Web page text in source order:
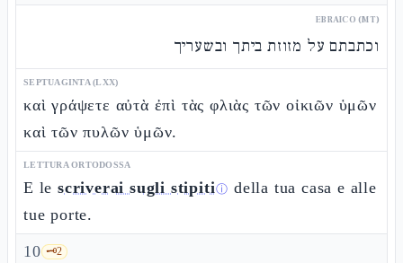
EBRAICO (MT)
וכתבתם על מזוזת ביתך ובשעריך
SEPTUAGINTA (LXX)
καὶ γράψετε αὐτὰ ἐπὶ τὰς φλιὰς τῶν οἰκιῶν ὑμῶν
καὶ τῶν πυλῶν ὑμῶν.
LETTURA ORTODOSSA
E le scriverai sugli stipitiⓘ della tua casa e alle
tue porte.
10 🗝️2